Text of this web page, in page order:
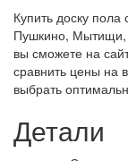
Купить доску
Пушкино, Мытищи,
вы сможете на
сравнить цены на
выбрать
Детали